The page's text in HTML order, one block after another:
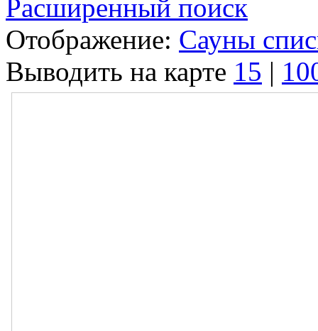
Расширенный поиск
Отображение: Сауны
Выводить на карте 15 |